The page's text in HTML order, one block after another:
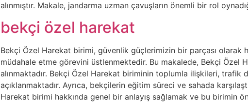
alınmıştır. Makale, jandarma uzman çavuşların önemli bir rol
bekçi özel harekat
Bekçi Özel Harekat birimi, güvenlik güçlerimizin bir parçası olarak
müdahale etme görevini üstlenmektedir. Bu makalede, Bekçi Özel
alınmaktadır. Bekçi Özel Harekat biriminin toplumla ilişkileri,
açıklanmaktadır. Ayrıca, bekçilerin eğitim süreci ve sahada
Harekat birimi hakkında genel bir anlayış sağlamak ve bu birimin